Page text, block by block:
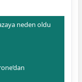
neden oldu